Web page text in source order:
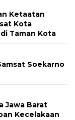
Ketaatan
Kota
Taman Kota
Soekarno
Jawa Barat
Kecelakaan